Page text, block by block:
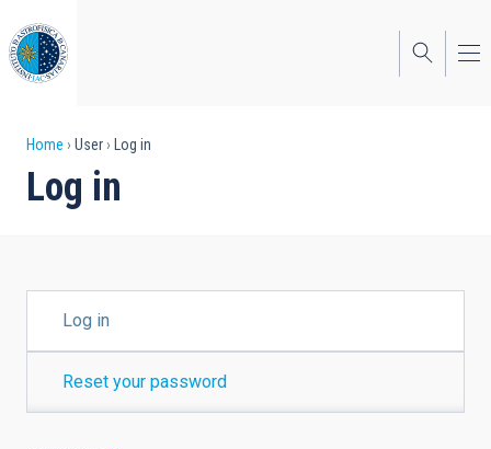
to
main
content
Breadcrumb
Home User Log in
Log in
TABSLog in
Reset your password